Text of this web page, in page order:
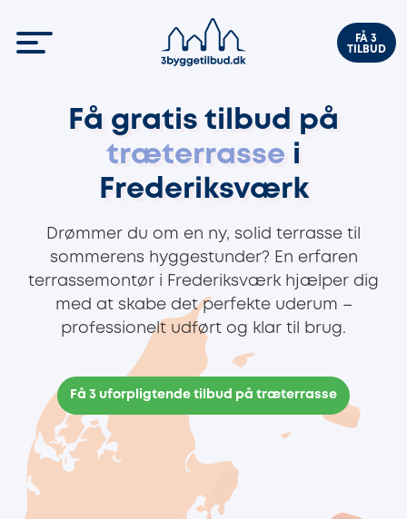
FÅ 3
TILBUD
Få gratis tilbud på
træterrasse i
Frederiksværk
Drømmer du om en ny, solid terrasse til
sommerens hyggestunder? En erfaren
terrassemontør i Frederiksværk hjælper dig
med at skabe det perfekte uderum –
professionelt udført og klar til brug.
Få 3 uforpligtende tilbud på træterrasse